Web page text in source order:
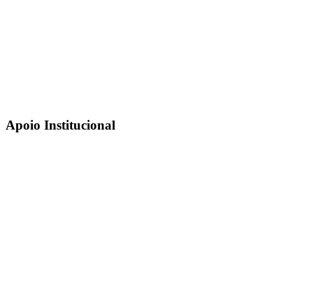
Apoio Institucional